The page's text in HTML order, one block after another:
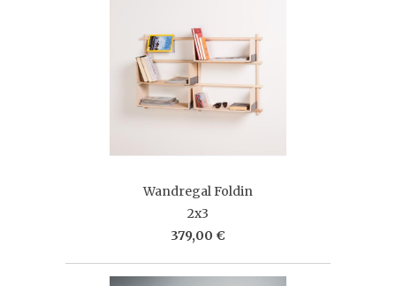
Wandregal Foldin
2x3
379,00 €